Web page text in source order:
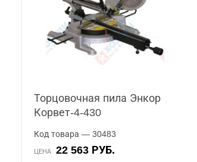
Торцовочная пила Энкор
Корвет-4-430
Код товара — 30483
ЦЕНА 22 563 РУБ.